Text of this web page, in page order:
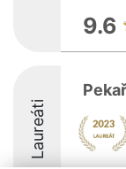
9.6
Laureáti